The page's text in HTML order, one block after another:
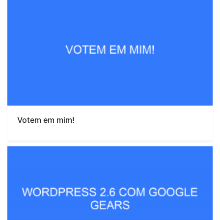
Votem em mim!